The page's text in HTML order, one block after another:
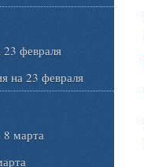
февраля
на 23 февраля
8 марта